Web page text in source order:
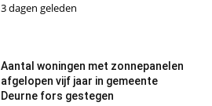
3 dagen geleden
Aantal woningen met zonnepanelen
afgelopen vijf jaar in gemeente
Deurne fors gestegen